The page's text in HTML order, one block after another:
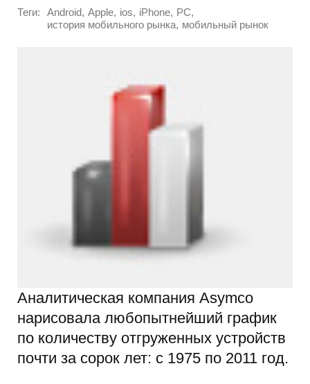
Теги: Android, Apple, ios, iPhone, PC,
история мобильного рынка, мобильный рынок
Аналитическая компания Asymco
нарисовала любопытнейший график
по количеству отгруженных устройств
почти за сорок лет: с 1975 по 2011 год.